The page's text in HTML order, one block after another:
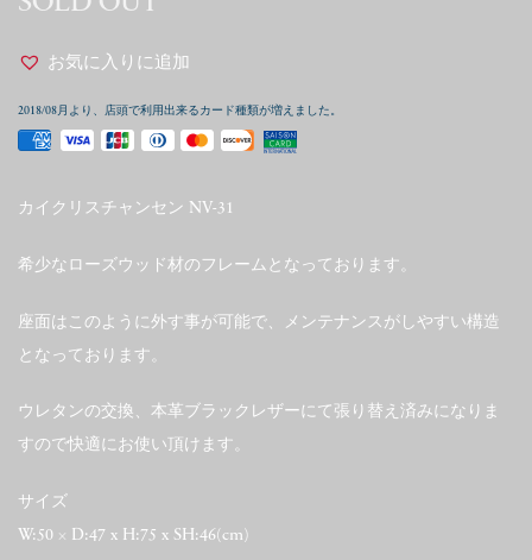
お気に入りに追加
2018/08月より、店頭で利用出来るカード種類が増えました。
カイクリスチャンセン NV-31
希少なローズウッド材のフレームとなっております。
座面はこのように外す事が可能で、メンテナンスがしやすい構造
となっております。
ウレタンの交換、本革ブラックレザーにて張り替え済みになりま
すので快適にお使い頂けます。
サイズ
W:50 × D:47 x H:75 x SH:46(cm)